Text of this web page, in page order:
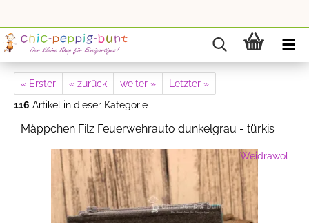
« Erster « zurück weiter »
Letzter »
116 Artikel in dieser Kategorie
Mäppchen Filz Feuerwehrauto dunkelgrau - türkis
Weidräwöl